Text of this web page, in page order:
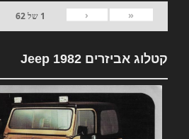
«
‹
1 של62
קטלוג אביזרים 1982 Jeep